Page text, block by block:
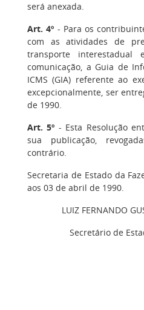
será anexada.
Art. 4º - Para os
com as atividades de
transporte
comunicação, a Guia de
ICMS (GIA) referente ao
excepcionalmente, ser
de 1990.
Art. 5º - Esta Resolução
sua publicação,
contrário.
Secretaria de Estado da
aos 03 de abril de 1990.
LUIZ FERNANDO
Secretário de